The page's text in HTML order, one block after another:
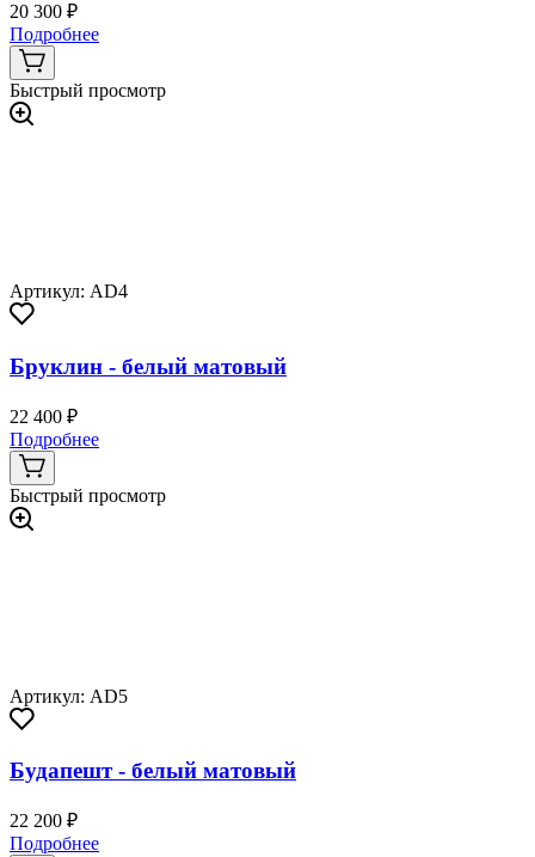
20 300 ₽
Подробнее
Быстрый просмотр
Артикул: AD4
Бруклин - белый матовый
22 400 ₽
Подробнее
Быстрый просмотр
Артикул: AD5
Будапешт - белый матовый
22 200 ₽
Подробнее